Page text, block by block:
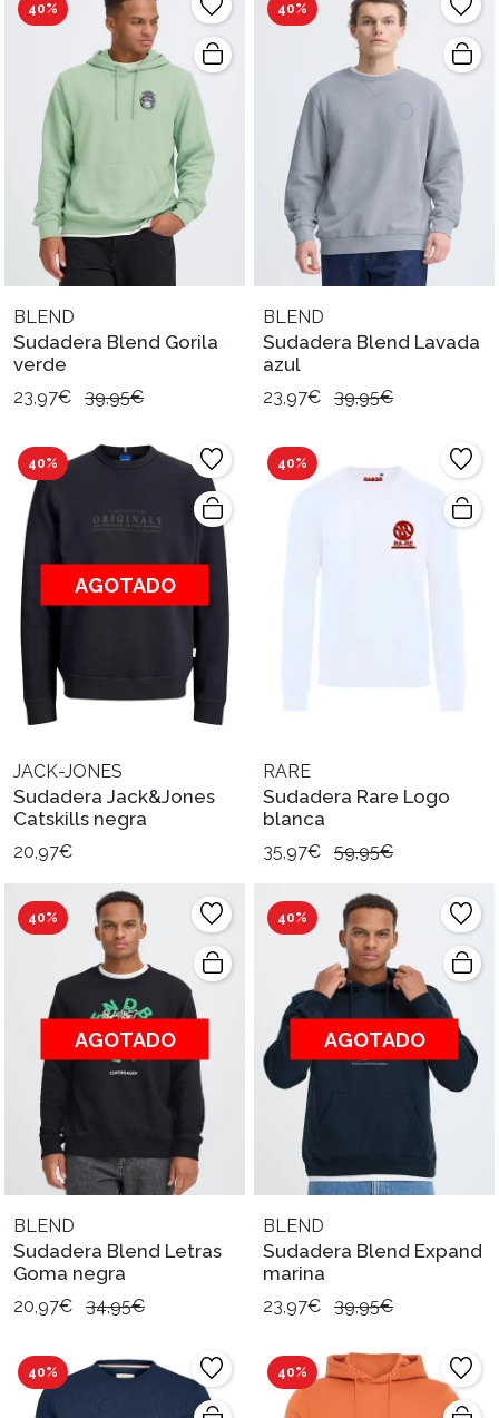
40%
BLEND
Sudadera Blend Gorila
verde
23,97€ 39,95€
40%
BLEND
Sudadera Blend Lavada
azul
23,97€ 39,95€
40%
AGOTADO
JACK-JONES
Sudadera Jack&Jones
Catskills negra
20,97€
40%
RARE
Sudadera Rare Logo
blanca
35,97€ 59,95€
40%
AGOTADO
BLEND
Sudadera Blend Letras
Goma negra
20,97€ 34,95€
40%
AGOTADO
BLEND
Sudadera Blend Expand
marina
23,97€ 39,95€
40% 40%